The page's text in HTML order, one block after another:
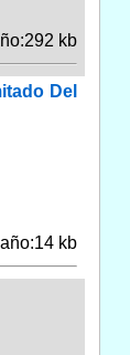
kb
Del
kb